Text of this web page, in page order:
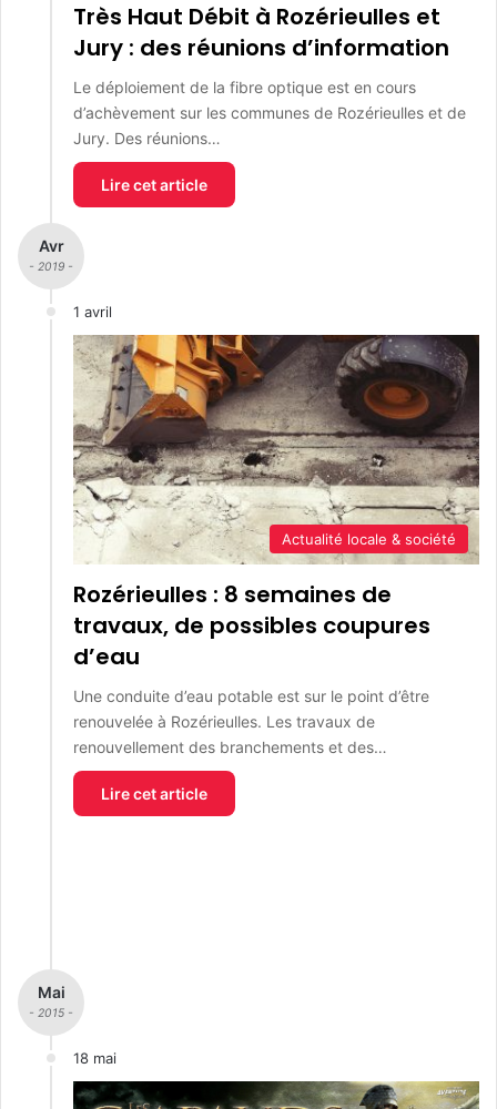
Très Haut Débit à Rozérieulles et
Jury : des réunions d’information
Le déploiement de la fibre optique est en cours
d’achèvement sur les communes de Rozérieulles et de
Jury. Des réunions…
Lire cet article
Avr
- 2019 -
1 avril
Actualité locale & société
Rozérieulles : 8 semaines de
travaux, de possibles coupures
d’eau
Une conduite d’eau potable est sur le point d’être
renouvelée à Rozérieulles. Les travaux de
renouvellement des branchements et des…
Lire cet article
Mai
- 2015 -
18 mai